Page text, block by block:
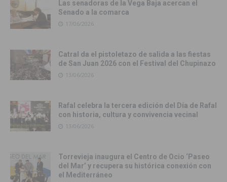
Las senadoras de la Vega Baja acercan el
Senado a la comarca
17/06/2026
Catral da el pistoletazo de salida a las fiestas
de San Juan 2026 con el Festival del Chupinazo
13/06/2026
Rafal celebra la tercera edición del Día de Rafal
con historia, cultura y convivencia vecinal
13/06/2026
Torrevieja inaugura el Centro de Ocio ‘Paseo
del Mar’ y recupera su histórica conexión con
el Mediterráneo